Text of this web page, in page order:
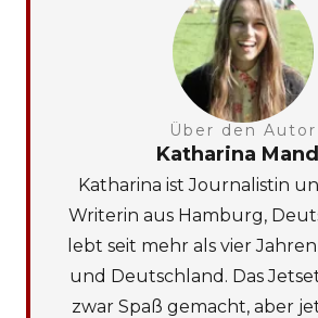
Über den Autor
Katharina
Katharina ist Journalistin
Writerin aus Hamburg,
lebt seit mehr als vier
und Deutschland. Das
zwar Spaß gemacht, aber